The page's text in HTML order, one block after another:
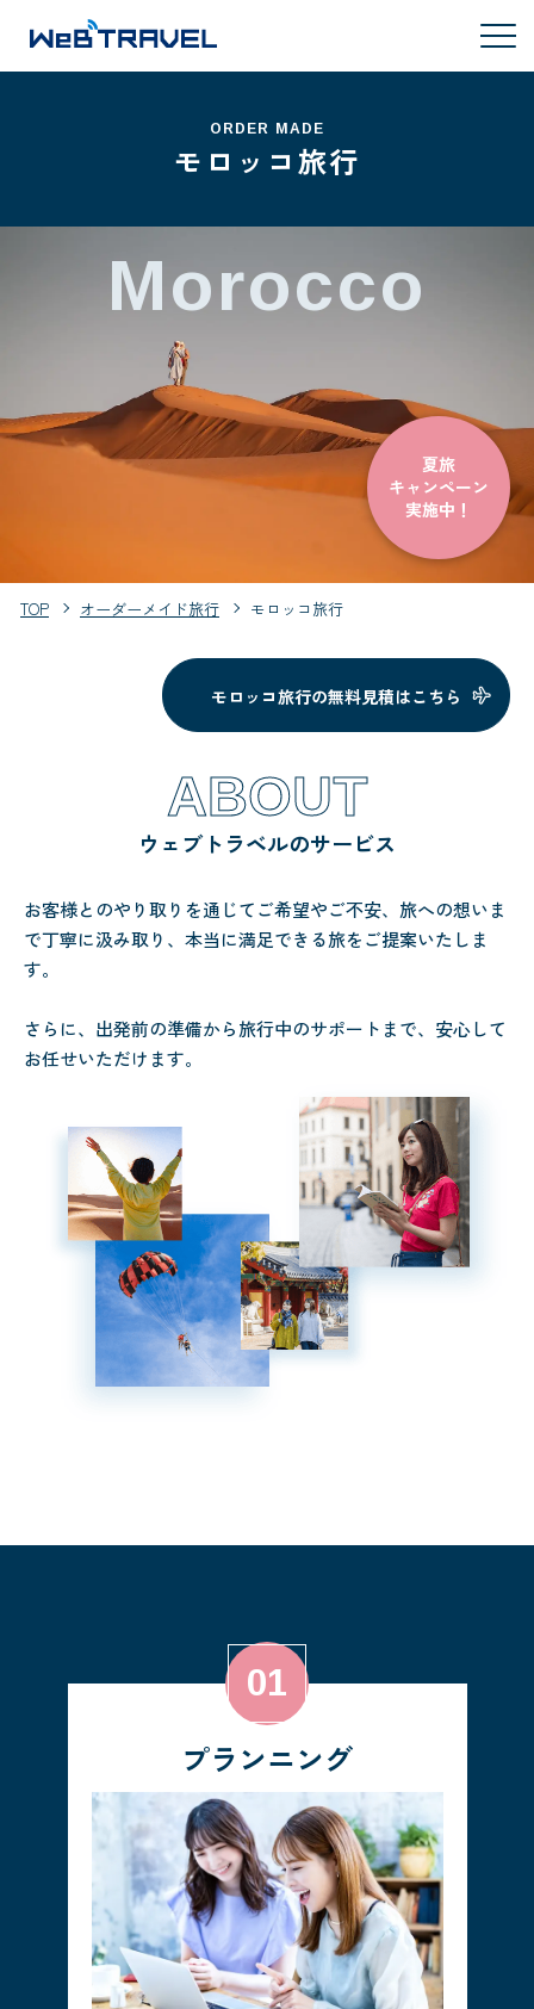
ORDER MADE
モロッコ旅行
Morocco
夏旅
キャンペーン
実施中！
TOP オーダーメイド旅行 モロッコ旅行
モロッコ旅行の無料見積はこちら
ABOUT
ウェブトラベルのサービス
お客様とのやり取りを通じてご希望やご不安、旅への想いま
で丁寧に汲み取り、本当に満足できる旅をご提案いたしま
す。
さらに、出発前の準備から旅行中のサポートまで、安心して
お任せいただけます。
プランニング